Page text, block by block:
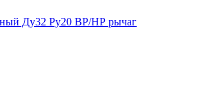
Ду32 Ру20 ВР/НР рычаг